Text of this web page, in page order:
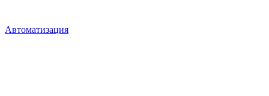
Автоматизация